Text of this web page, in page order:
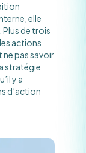
elle
Plus de trois
actions
ne pas savoir
stratégie
y a
d’action